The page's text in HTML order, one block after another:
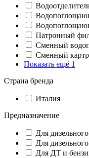
Патронный
Сменный
Сменный
Показать ещё 1
Страна бренда
Италия
Предназначение
Для
Для
Для ДТ и